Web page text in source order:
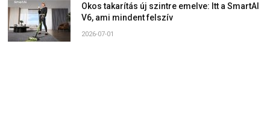
Okos takarítás új szintre emelve: Itt a SmartAI
V6, ami mindent felszív
2026-07-01